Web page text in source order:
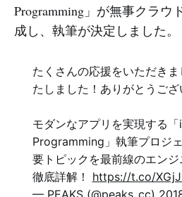
Programming」が無事クラウ
成し、執筆が決定しました。
たくさんの応援をいただき
たしました！ありがとうござ
モダンなアプリを実現する「
Programming」執筆プロジ
要トピックを最前線のエン
徹底詳解！ https://t.co/
— PEAKS (@peaks_cc)